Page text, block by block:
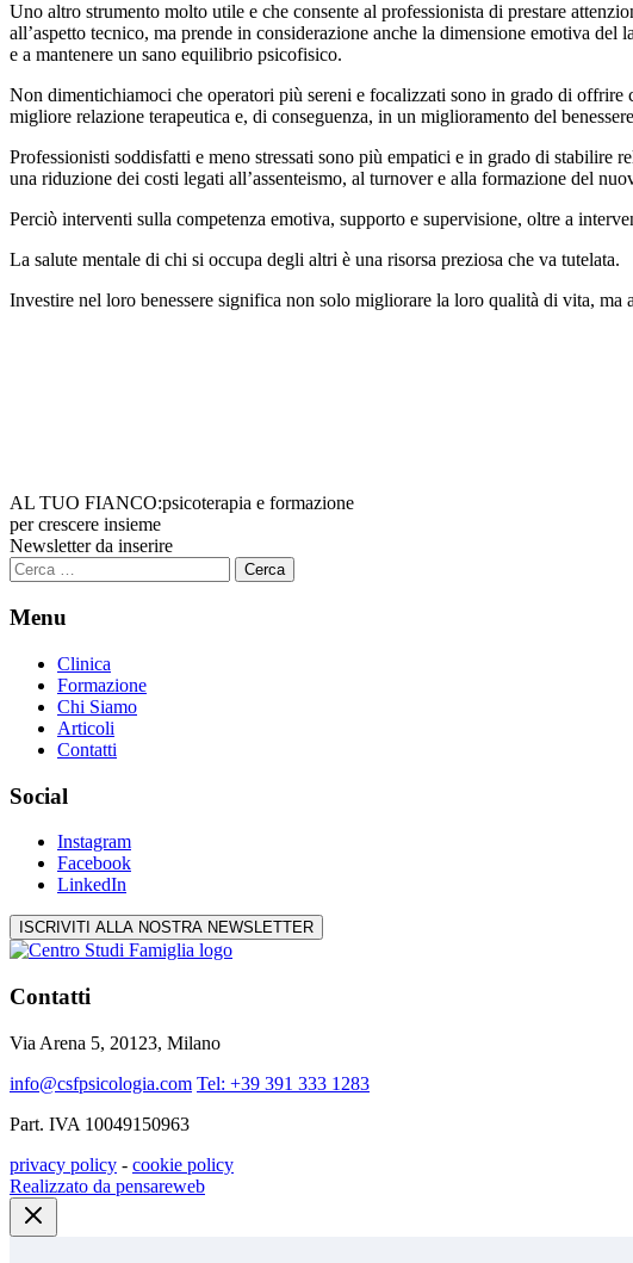
Uno altro strumento molto utile e che consente al professionista di prestare
all’aspetto tecnico, ma prende in considerazione anche la dimensione emotiva
e a mantenere un sano equilibrio psicofisico.
Non dimentichiamoci che operatori più sereni e focalizzati sono in grado di
migliore relazione terapeutica e, di conseguenza, in un miglioramento del
Professionisti soddisfatti e meno stressati sono più empatici e in grado di
una riduzione dei costi legati all’assenteismo, al turnover e alla formazione del
Perciò interventi sulla competenza emotiva, supporto e supervisione, oltre a
La salute mentale di chi si occupa degli altri è una risorsa preziosa che va tutelata.
Investire nel loro benessere significa non solo migliorare la loro qualità di vita, ma
AL TUO FIANCO:psicoterapia e formazione
per crescere insieme
Newsletter da inserire
Ricerca
per:
Menu
Clinica
Formazione
Chi Siamo
Articoli
Contatti
Social
Instagram
Facebook
LinkedIn
ISCRIVITI ALLA NOSTRA NEWSLETTER
Contatti
Via Arena 5, 20123, Milano
info@csfpsicologia.com Tel: +39 391 333 1283
Part. IVA 10049150963
privacy policy - cookie policy
Realizzato da pensareweb